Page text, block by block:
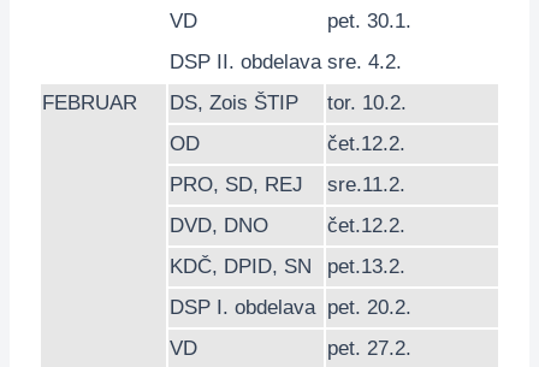
VD
pet. 30.1.
DSP II. obdelava sre. 4.2.
FEBRUAR
DS, Zois ŠTIP
tor. 10.2.
OD
čet.12.2.
PRO, SD, REJ
sre.11.2.
DVD, DNO
čet.12.2.
KDČ, DPID, SN
pet.13.2.
DSP I. obdelava pet. 20.2.
VD
pet. 27.2.